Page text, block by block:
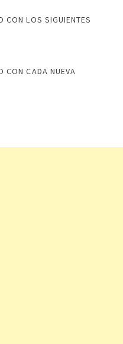
CON LOS SIGUIENTES
CON CADA NUEVA